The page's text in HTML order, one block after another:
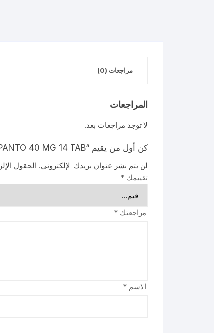
مراجعات (0)
المراجعات
لا توجد مراجعات بعد.
كن أول من يقيم “DELPANTO 40 MG 14 TAB”
لن يتم نشر عنوان بريدك الإلكتروني. الحقول
تقييمك *
مراجعتك *
الاسم *